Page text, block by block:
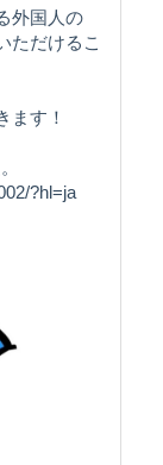
外国人の
ただけるこ
ます！
?hl=ja